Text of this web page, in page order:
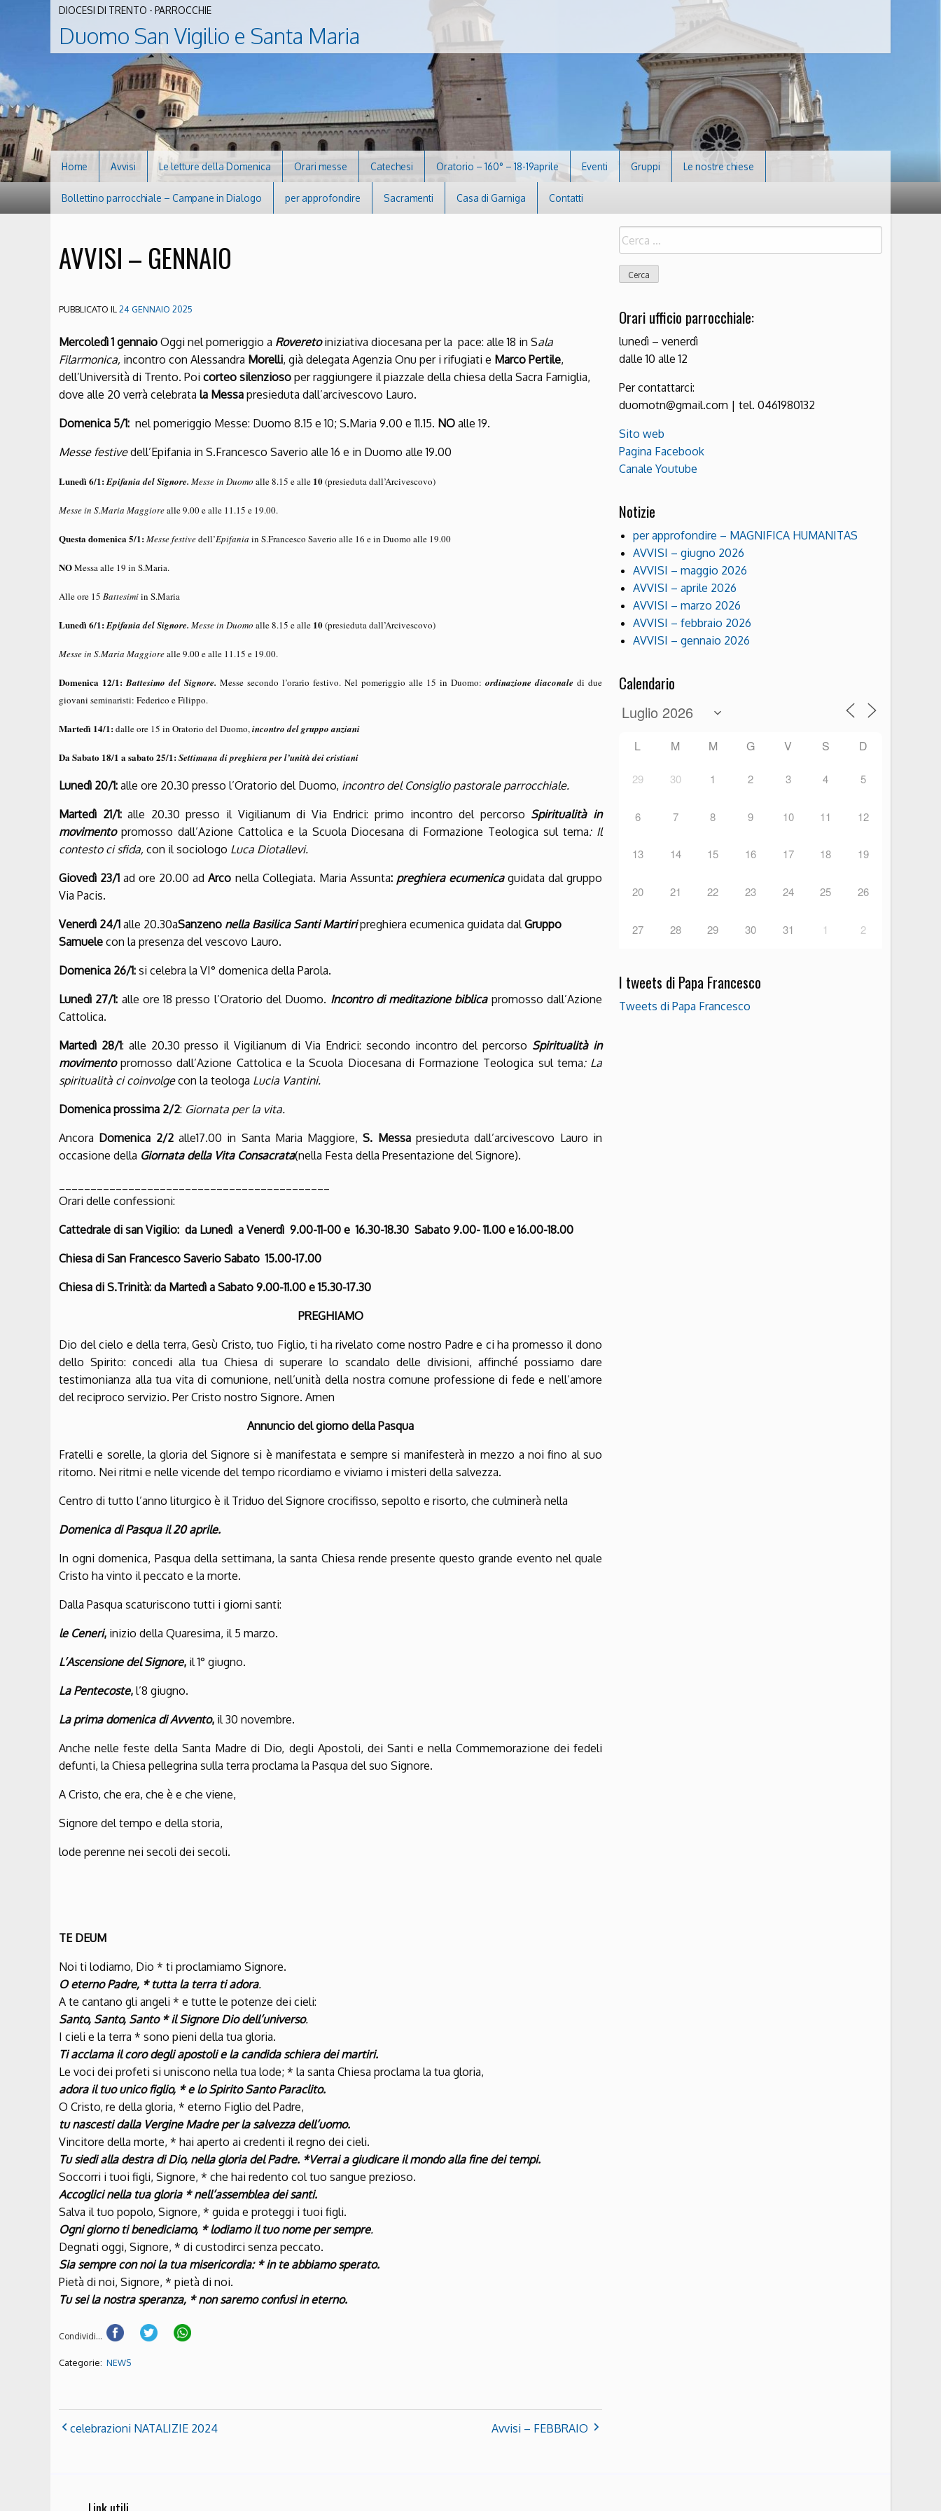
DIOCESI DI TRENTO - PARROCCHIE
Duomo San Vigilio e Santa Maria
Home Avvisi Le letture della Domenica Orari messe Catechesi Oratorio – 160° – 18-19aprile Eventi Gruppi Le nostre chiese
Bollettino parrocchiale – Campane in Dialogo per approfondire Sacramenti Casa di Garniga Contatti
AVVISI – GENNAIO
PUBBLICATO IL24 GENNAIO 2025
Mercoledì 1 gennaio Oggi nel pomeriggio a Roveretoiniziativa diocesana per la pace: alle 18 in Sala
Filarmonica, incontro con Alessandra Morelli, già delegata Agenzia Onu per i rifugiati e Marco Pertile,
dell’Università di Trento. Poi corteo silenzioso per raggiungere il piazzale della chiesa della Sacra Famiglia,
dove alle 20 verrà celebrata la Messa presieduta dall’arcivescovo Lauro.
Domenica 5/1: nel pomeriggio Messe: Duomo 8.15 e 10; S.Maria 9.00 e 11.15. NO alle 19.
Messe festivedell’Epifania in S.Francesco Saverio alle 16 e in Duomo alle 19.00
Lunedì 6/1:Epifania del Signore. Messe in Duomo alle 8.15 e alle 10(presieduta dall’Arcivescovo)
Messe in S.Maria Maggiorealle 9.00 e alle 11.15 e 19.00.
Questa domenica 5/1:Messe festivedell’Epifania in S.Francesco Saverio alle 16 e in Duomo alle 19.00
NOMessa alle 19 in S.Maria.
Alle ore 15 Battesimiin S.Maria
Lunedì 6/1:Epifania del Signore. Messe in Duomo alle 8.15 e alle 10(presieduta dall’Arcivescovo)
Messe in S.Maria Maggiorealle 9.00 e alle 11.15 e 19.00.
Domenica 12/1:Battesimo del Signore. Messe secondo l’orario festivo. Nel pomeriggio alle 15 in Duomo: ordinazione diaconale di due
giovani seminaristi: Federico e Filippo.
Martedì 14/1:dalle ore 15 in Oratorio del Duomo,incontro del gruppo anziani
Da Sabato 18/1 a sabato 25/1:Settimana di preghiera per l’unità dei cristiani
Lunedì 20/1: alle ore 20.30 presso l’Oratorio del Duomo, incontro del Consiglio pastorale parrocchiale.
Martedì 21/1:alle 20.30 presso il Vigilianum di Via Endrici: primo incontro del percorso Spiritualità in
movimentopromosso dall’Azione Cattolica e la Scuola Diocesana di Formazione Teologica sul tema: Il
contesto ci sfida, con il sociologo Luca Diotallevi.
Giovedì 23/1 ad ore 20.00 adArco nella Collegiata. Maria Assunta: preghiera ecumenica guidata dal gruppo
Via Pacis.
Venerdì 24/1 alle 20.30aSanzeno nella Basilica Santi Martiripreghiera ecumenica guidata dalGruppo
Samuele con la presenza del vescovo Lauro.
Domenica 26/1: si celebra la VI° domenica della Parola.
Lunedì 27/1: alle ore 18 presso l’Oratorio del Duomo. Incontro di meditazione biblica promosso dall’Azione
Cattolica.
Martedì 28/1: alle 20.30 presso il Vigilianum di Via Endrici: secondo incontro del percorso Spiritualità in
movimentopromosso dall’Azione Cattolica e la Scuola Diocesana di Formazione Teologica sul tema: La
spiritualità ci coinvolgecon la teologa Lucia Vantini.
Domenica prossima 2/2: Giornata per la vita.
Ancora Domenica 2/2 alle17.00 in Santa Maria Maggiore,S. Messapresieduta dall’arcivescovo Lauro in
occasione della Giornata della Vita Consacrata(nella Festa della Presentazione del Signore).
Orari delle confessioni:
Cattedrale di san Vigilio: da Lunedì a Venerdì 9.00-11-00 e 16.30-18.30 Sabato 9.00- 11.00 e 16.00-18.00
Chiesa di San Francesco Saverio Sabato 15.00-17.00
Chiesa di S.Trinità: da Martedì a Sabato 9.00-11.00 e 15.30-17.30
PREGHIAMO
Dio del cielo e della terra, Gesù Cristo, tuo Figlio, ti ha rivelato come nostro Padre e ci ha promesso il dono
dello Spirito: concedi alla tua Chiesa di superare lo scandalo delle divisioni, affinché possiamo dare
testimonianza alla tua vita di comunione, nell’unità della nostra comune professione di fede e nell’amore
del reciproco servizio. Per Cristo nostro Signore. Amen
Annuncio del giorno della Pasqua
Fratelli e sorelle, la gloria del Signore si è manifestata e sempre si manifesterà in mezzo a noi fino al suo
ritorno. Nei ritmi e nelle vicende del tempo ricordiamo e viviamo i misteri della salvezza.
Centro di tutto l’anno liturgico è il Triduo del Signore crocifisso, sepolto e risorto, che culminerà nella
Domenica di Pasqua il 20 aprile.
In ogni domenica, Pasqua della settimana, la santa Chiesa rende presente questo grande evento nel quale
Cristo ha vinto il peccato e la morte.
Dalla Pasqua scaturiscono tutti i giorni santi:
le Ceneri, inizio della Quaresima, il 5 marzo.
L’Ascensione del Signore, il 1° giugno.
La Pentecoste, l’8 giugno.
La prima domenica di Avvento, il 30 novembre.
Anche nelle feste della Santa Madre di Dio, degli Apostoli, dei Santi e nella Commemorazione dei fedeli
defunti, la Chiesa pellegrina sulla terra proclama la Pasqua del suo Signore.
A Cristo, che era, che è e che viene,
Signore del tempo e della storia,
lode perenne nei secoli dei secoli.
TE DEUM
Noi ti lodiamo, Dio * ti proclamiamo Signore.
O eterno Padre, * tutta la terra ti adora.
A te cantano gli angeli * e tutte le potenze dei cieli:
Santo, Santo, Santo * il Signore Dio dell’universo.
I cieli e la terra * sono pieni della tua gloria.
Ti acclama il coro degli apostoli e la candida schiera dei martiri.
Le voci dei profeti si uniscono nella tua lode; * la santa Chiesa proclama la tua gloria,
adora il tuo unico figlio, * e lo Spirito Santo Paraclito.
O Cristo, re della gloria, * eterno Figlio del Padre,
tu nascesti dalla Vergine Madre per la salvezza dell’uomo.
Vincitore della morte, * hai aperto ai credenti il regno dei cieli.
Tu siedi alla destra di Dio, nella gloria del Padre. *Verrai a giudicare il mondo alla fine dei tempi.
Soccorri i tuoi figli, Signore, * che hai redento col tuo sangue prezioso.
Accoglici nella tua gloria * nell’assemblea dei santi.
Salva il tuo popolo, Signore, * guida e proteggi i tuoi figli.
Ogni giorno ti benediciamo, * lodiamo il tuo nome per sempre.
Degnati oggi, Signore, * di custodirci senza peccato.
Sia sempre con noi la tua misericordia: * in te abbiamo sperato.
Pietà di noi, Signore, * pietà di noi.
Tu sei la nostra speranza, * non saremo confusi in eterno.
Condividi...
Categorie: NEWS
celebrazioni NATALIZIE 2024 Avvisi – FEBBRAIO
Ricerca
per:
Orari ufficio parrocchiale:
lunedì – venerdì
dalle 10 alle 12
Per contattarci:
duomotn@gmail.com | tel. 0461980132
Sito web
Pagina Facebook
Canale Youtube
Notizie
per approfondire – MAGNIFICA HUMANITAS
AVVISI – giugno 2026
AVVISI – maggio 2026
AVVISI – aprile 2026
AVVISI – marzo 2026
AVVISI – febbraio 2026
AVVISI – gennaio 2026
Calendario
L M M G V S D
29 30 1 2 3 4 5
6 7 8 9 10 11 12
13 14 15 16 17 18 19
20 21 22 23 24 25 26
27 28 29 30 31 1 2
I tweets di Papa Francesco
Tweets di Papa Francesco